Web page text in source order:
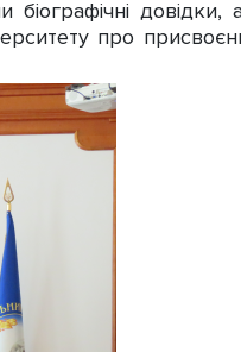
довідки,
про